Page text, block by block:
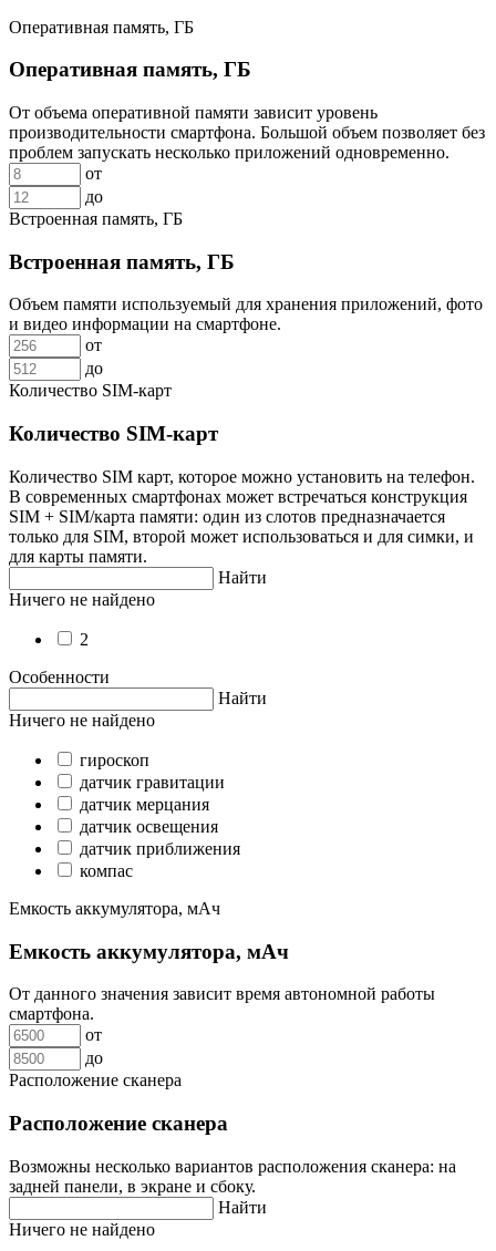
Оперативная память, ГБ
Оперативная память, ГБ
От объема оперативной памяти зависит уровень
производительности смартфона. Большой объем позволяет без
проблем запускать несколько приложений одновременно.
от
до
Встроенная память, ГБ
Встроенная память, ГБ
Объем памяти используемый для хранения приложений, фото
и видео информации на смартфоне.
от
до
Количество SIM-карт
Количество SIM-карт
Количество SIM карт, которое можно установить на телефон.
В современных смартфонах может встречаться конструкция
SIM + SIM/карта памяти: один из слотов предназначается
только для SIM, второй может использоваться и для симки, и
для карты памяти.
Найти
Ничего не найдено
2
Особенности
Найти
Ничего не найдено
гироскоп
датчик гравитации
датчик мерцания
датчик освещения
датчик приближения
компас
Емкость аккумулятора, мАч
Емкость аккумулятора, мАч
От данного значения зависит время автономной работы
смартфона.
от
до
Расположение сканера
Расположение сканера
Возможны несколько вариантов расположения сканера: на
задней панели, в экране и сбоку.
Найти
Ничего не найдено